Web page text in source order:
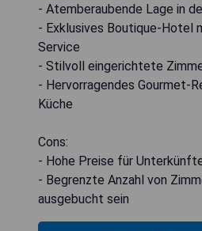
- Atemberaubende Lage in
- Exklusives Boutique-Hotel
Service
- Stilvoll eingerichtete
- Hervorragendes Gourmet-
Küche
Cons:
- Hohe Preise für
- Begrenzte Anzahl von
ausgebucht sein